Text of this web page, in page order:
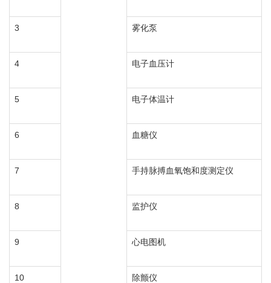
3 雾化泵
4 电子血压计
5 电子体温计
6 血糖仪
7 手持脉搏血氧饱和度测定仪
8 监护仪
9 心电图机
10 除颤仪